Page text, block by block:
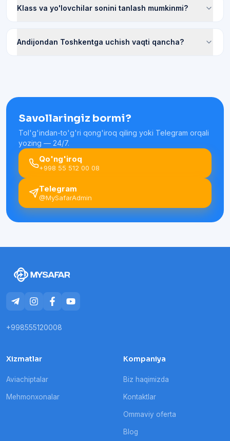
Klass va yo'lovchilar sonini tanlash mumkinmi?
Andijondan Toshkentga uchish vaqti qancha?
Savollaringiz bormi?
Tol'g'indan-to'g'ri qong'iroq qiling yoki Telegram orqali
yozing — 24/7.
Qo'ng'iroq
+998 55 512 00 08
Telegram
@MySafarAdmin
+998555120008
Xizmatlar
Aviachiptalar
Mehmonxonalar
Kompaniya
Biz haqimizda
Kontaktlar
Ommaviy oferta
Blog